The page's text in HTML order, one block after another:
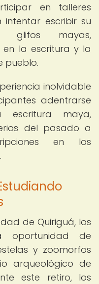
en talleres
escribir su
glifos mayas,
en la escritura y la
pueblo.
inolvidable
adentrarse
maya,
del pasado a
en los
de Quiriguá, los
oportunidad de
y zoomorfos
arqueológico de
este retiro, los